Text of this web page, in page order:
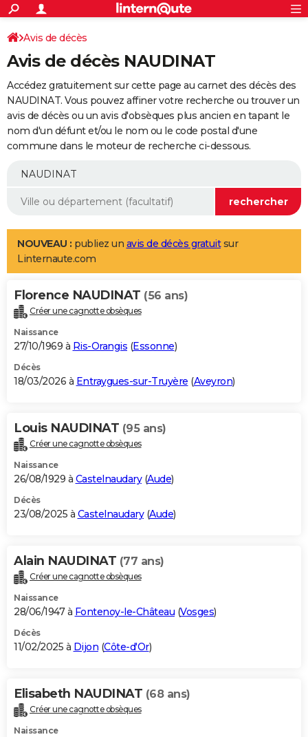
ACTUALITÉS
Politique
Société
Faits Divers
Education
Monde
Villes
+
SPORT
Coupe du monde 2026
Football
Tennis
Cyclisme
Rugby
Forum
Programme TV
TNT
Streaming
Cinéma
Sorties cinéma
Musique
+
FINANCE
Retraite
Epargne
Immobilier
Risques naturels par ville
Banque
Assurance
AUTO
Essais
Réserver un essai
Citadines
Berlines
SUV
Forum auto
+
Mobiles
Meilleur smartphone
Internet
Ordinateurs
Jeux vidéo
Guide high-tech
Aménagement intérieur
LIFESTYLE
Art de vivre
Bien-être
Loisirs
Mode
Modes de vie
Alimentation
Guide de la santé
Maladies
Médicaments
Sommeil
VOYAGE
Destinations
City break
Voyage nature
Voyage de noces
Forum
Climat
+PHOTO
GUIDES D'ACHAT
BONS PLANS
Carte de Noël
Carte Bonne année
Carte Saint-Valentin
Carte Pâques
Carte d'anniversaire
DICTIONNAIRE
Dictionnaire
Biographies
Citations
Expressions
Proverbes
PROGRAMME TV
S'inscrire
Se connecter
Lycées
Collèges
Primaires
Universités
Entreprises
Service militaire
Avis de recherche
AVIS DE DÉCÈS
Bricolage
Lifestyle
Culture
Sport
Auto
Television
Voyage
Cinema
Avis de décès
Avis de décès NAUDINAT
Accédez gratuitement sur cette page au carnet des décès des
NAUDINAT. Vous pouvez affiner votre recherche ou trouver un
avis de décès ou un avis d'obsèques plus ancien en tapant le
nom d'un défunt et/ou le nom ou le code postal d'une
commune dans le moteur de recherche ci-dessous.
NOUVEAU : publiez un avis de décès gratuitsur
Linternaute.com
Florence NAUDINAT (56 ans)
Créer une cagnotte obsèques
Naissance
27/10/1969 à Ris-Orangis (Essonne)
Décès
18/03/2026 à Entraygues-sur-Truyère (Aveyron)
Louis NAUDINAT (95 ans)
Créer une cagnotte obsèques
Naissance
26/08/1929 à Castelnaudary(Aude)
Décès
23/08/2025 à Castelnaudary(Aude)
Alain NAUDINAT (77 ans)
Créer une cagnotte obsèques
Naissance
28/06/1947 à Fontenoy-le-Château (Vosges)
Décès
11/02/2025 à Dijon (Côte-d'Or)
Elisabeth NAUDINAT (68 ans)
Créer une cagnotte obsèques
Naissance